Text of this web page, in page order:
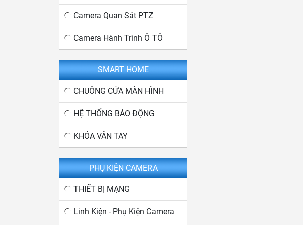
Camera Quan Sát PTZ
Camera Hành Trình Ô TÔ
SMART HOME
CHUÔNG CỬA MÀN HÌNH
HỆ THỐNG BÁO ĐỘNG
KHÓA VÂN TAY
PHỤ KIỆN CAMERA
THIẾT BỊ MẠNG
Linh Kiện - Phụ Kiện Camera